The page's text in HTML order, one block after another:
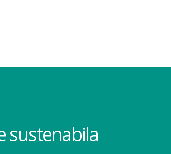
sustenabila